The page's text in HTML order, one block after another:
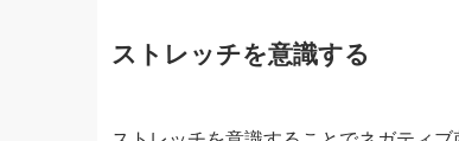
ストレッチを意識する